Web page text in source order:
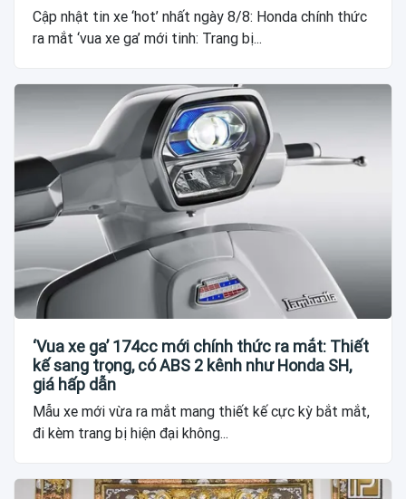
Cập nhật tin xe ‘hot’ nhất ngày 8/8: Honda chính thức
ra mắt ‘vua xe ga’ mới tinh: Trang bị...
‘Vua xe ga’ 174cc mới chính thức ra mắt: Thiết
kế sang trọng, có ABS 2 kênh như Honda SH,
giá hấp dẫn
Mẫu xe mới vừa ra mắt mang thiết kế cực kỳ bắt mắt,
đi kèm trang bị hiện đại không...